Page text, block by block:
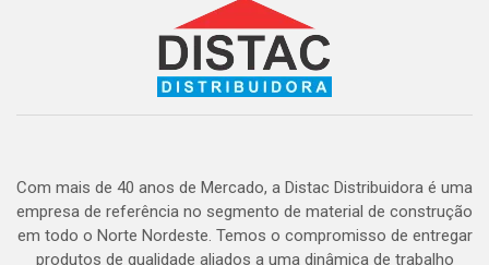
Com mais de 40 anos de Mercado, a Distac Distribuidora é uma
empresa de referência no segmento de material de construção
em todo o Norte Nordeste. Temos o compromisso de entregar
produtos de qualidade aliados a uma dinâmica de trabalho